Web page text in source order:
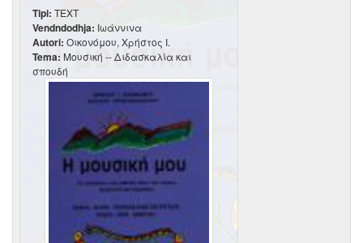
Tipi: TEXT
Vendndodhja: Ιωάννινα
Autori: Οικονόμου, Χρήστος Ι.
Tema: Μουσική -- Διδασκαλία και
σπουδή